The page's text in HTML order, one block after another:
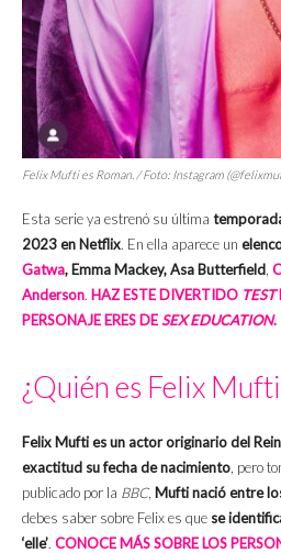
Felix Mufti es Roman. / Foto: Instagram
Esta serie ya estrenó su última
2023 en Netflix. En ella aparece un
Gatwa, Emma Mackey, Asa Butterfield
Anderson. HAZ ESTE DIVERTIDO TEST
PERSONAJE ERES DESEX EDUCATION.
¿Quién es Felix
Felix Mufti es un actor originario del
exactitud su fecha de nacimiento , pero
publicado por la BBC, Mufti nació entre
debes saber sobre Felix es que se
‘elle’. CONOCE MÁS SOBRE LOS